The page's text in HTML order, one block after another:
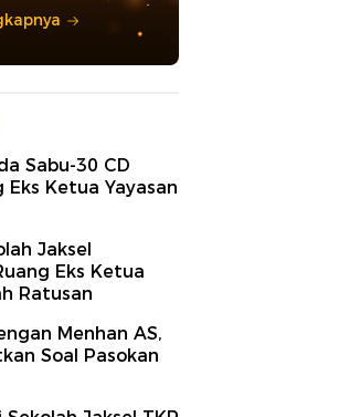
Sabu-30 CD
Eks Ketua Yayasan
Jaksel
Eks Ketua
Ratusan
Menhan AS,
Soal Pasokan